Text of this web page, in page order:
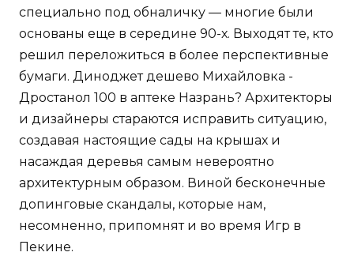
специально под обналичку — многие были
основаны еще в середине 90-х. Выходят те, кто
решил переложиться в более перспективные
бумаги. Диноджет дешево Михайловка -
Дростанол 100 в аптеке Назрань? Архитекторы
и дизайнеры стараются исправить ситуацию,
создавая настоящие сады на крышах и
насаждая деревья самым невероятно
архитектурным образом. Виной бесконечные
допинговые скандалы, которые нам,
несомненно, припомнят и во время Игр в
Пекине.